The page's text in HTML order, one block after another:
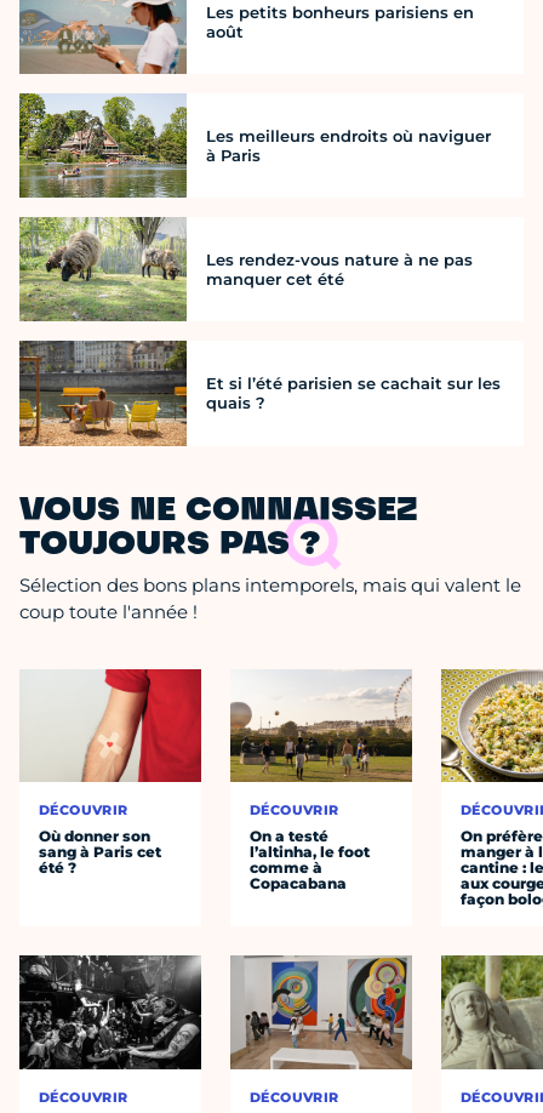
Les petits bonheurs parisiens en
août
Les meilleurs endroits où naviguer
à Paris
Les rendez-vous nature à ne pas
manquer cet été
Et si l’été parisien se cachait sur les
quais ?
VOUS NE CONNAISSEZ
TOUJOURS PAS ?
Sélection des bons plans intemporels, mais qui valent le
coup toute l'année !
DÉCOUVRIR
Où donner son
sang à Paris cet
été ?
DÉCOUVRIR
DÉCOUVRIR
On a testé
l’altinha, le foot
comme à
Copacabana
DÉCOUVRIR
On préfère
manger à
cantine :
aux
façon